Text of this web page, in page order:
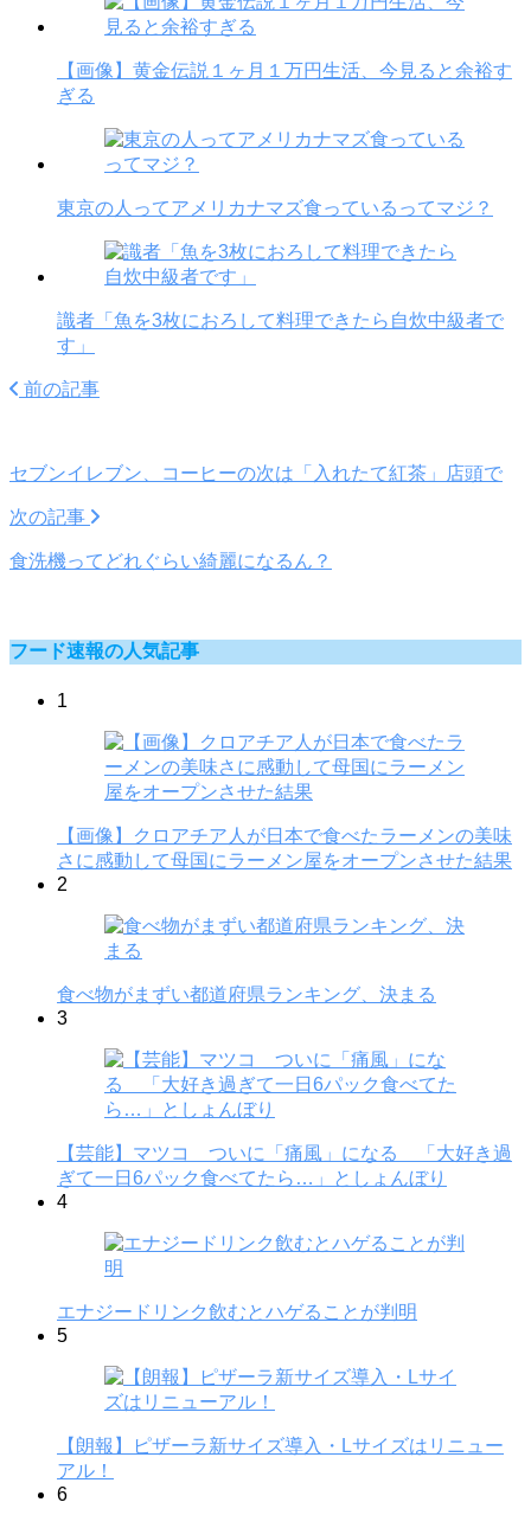
【画像】黄金伝説１ヶ月１万円生活、今見ると余裕す
ぎる
東京の人ってアメリカナマズ食っているってマジ？
識者「魚を3枚におろして料理できたら自炊中級者で
す」
前の記事
セブンイレブン、コーヒーの次は「入れたて紅茶」店頭で
次の記事
食洗機ってどれぐらい綺麗になるん？
フード速報の人気記事
1
【画像】クロアチア人が日本で食べたラーメンの美味
さに感動して母国にラーメン屋をオープンさせた結果
2
食べ物がまずい都道府県ランキング、決まる
3
【芸能】マツコ ついに「痛風」になる 「大好き過
ぎて一日6パック食べてたら…」としょんぼり
4
エナジードリンク飲むとハゲることが判明
5
【朗報】ピザーラ新サイズ導入・Lサイズはリニュー
アル！
6